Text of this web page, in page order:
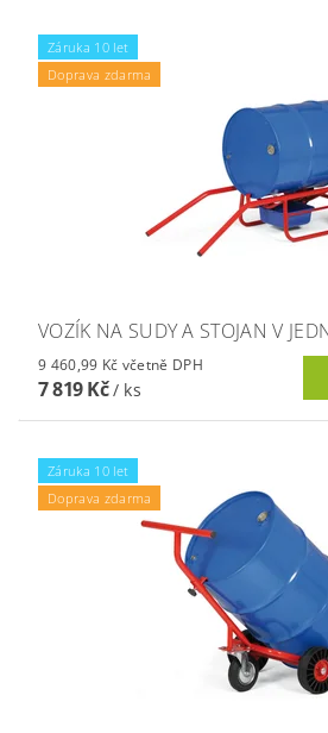
Záruka 10 let
Doprava zdarma
VOZÍK NA SUDY A STOJAN V
9 460,99 Kč včetně DPH
7 819 Kč/ ks
Záruka 10 let
Doprava zdarma